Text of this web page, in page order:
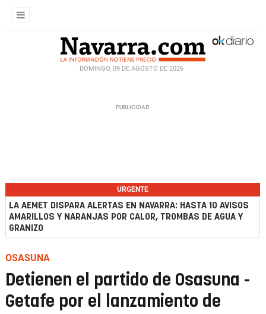
DOMINGO, 09 DE AGOSTO DE 2026
URGENTE
LA AEMET DISPARA ALERTAS EN NAVARRA: HASTA 10 AVISOS
AMARILLOS Y NARANJAS POR CALOR, TROMBAS DE AGUA Y
GRANIZO
OSASUNA
Detienen el partido de Osasuna -
Getafe por el lanzamiento de